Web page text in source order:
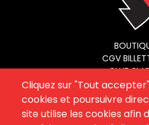
Cliquez sur "Tout
cookies et poursuivre
site utilise les cookies afin
CGV
CLUB
ESPACE
SITE
MENTIONS